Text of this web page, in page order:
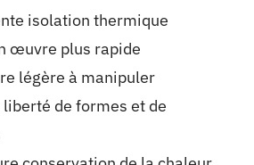
isolation thermique
œuvre plus rapide
légère à manipuler
liberté de formes et de